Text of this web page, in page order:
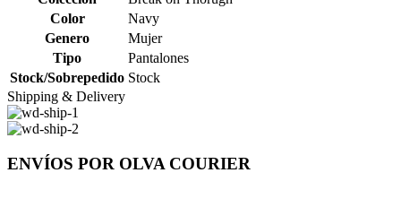
Color
Navy
Genero
Mujer
Tipo
Pantalones
Stock/Sobrepedido Stock
Shipping & Delivery
ENVÍOS POR OLVA COURIER